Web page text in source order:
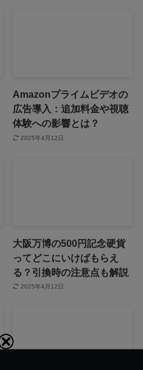
Amazonプライムビデオの
広告導入：追加料金や視聴
体験への影響とは？
2025年4月12日
大阪万博の500円記念硬貨
ってどこにいけばもらえ
る？引換時の注意点も解説
2025年4月12日